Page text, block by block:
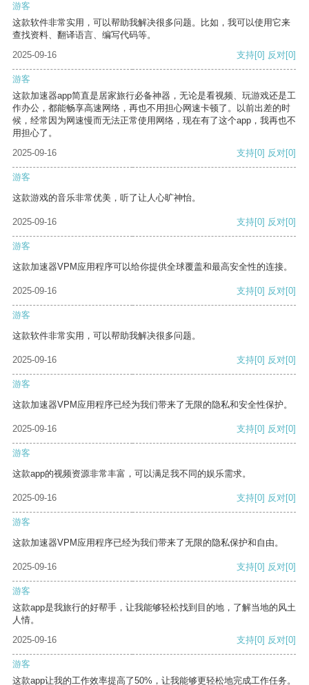
游客
这款软件非常实用，可以帮助我解决很多问题。比如，我可以使用它来
查找资料、翻译语言、编写代码等。
2025-09-16
支持[0] 反对[0]
游客
这款加速器app简直是居家旅行必备神器，无论是看视频、玩游戏还是工
作办公，都能畅享高速网络，再也不用担心网速卡顿了。以前出差的时
候，经常因为网速慢而无法正常使用网络，现在有了这个app，我再也不
用担心了。
2025-09-16
支持[0] 反对[0]
游客
这款游戏的音乐非常优美，听了让人心旷神怡。
2025-09-16 支持[0] 反对[0]
游客
这款加速器VPM应用程序可以给你提供全球覆盖和最高安全性的连接。
2025-09-16 支持[0] 反对[0]
游客
这款软件非常实用，可以帮助我解决很多问题。
2025-09-16 支持[0] 反对[0]
游客
这款加速器VPM应用程序已经为我们带来了无限的隐私和安全性保护。
2025-09-16 支持[0] 反对[0]
游客
这款app的视频资源非常丰富，可以满足我不同的娱乐需求。
2025-09-16 支持[0] 反对[0]
游客
这款加速器VPM应用程序已经为我们带来了无限的隐私保护和自由。
2025-09-16 支持[0] 反对[0]
游客
这款app是我旅行的好帮手，让我能够轻松找到目的地，了解当地的风土
人情。
2025-09-16
支持[0] 反对[0]
游客
这款app让我的工作效率提高了50%，让我能够更轻松地完成工作任务。